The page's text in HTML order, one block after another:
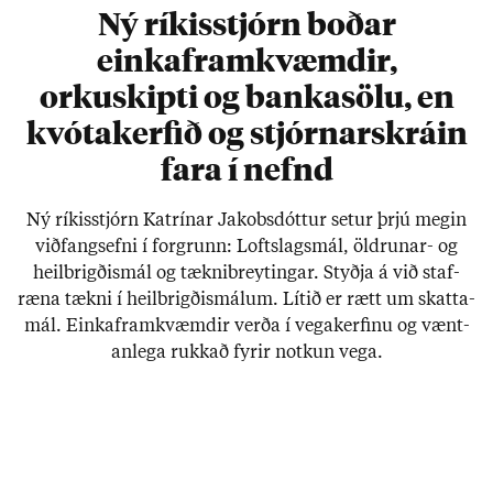
Ný ríkisstjórn boðar
einkaframkvæmdir,
orkuskipti og bankasölu, en
kvótakerfið og stjórnarskráin
fara í nefnd
Ný rík­is­stjórn Katrín­ar Jak­obs­dótt­ur set­ur þrjú meg­in
við­fangs­efni í for­grunn: Lofts­lags­mál, öldrun­ar- og
heil­brigð­is­mál og tækni­breyt­ing­ar. Styðja á við sta­f­
ræna tækni í heil­brigð­is­mál­um. Lít­ið er rætt um skatta­
mál. Einkafram­kvæmd­ir verða í vega­kerf­inu og vænt­
an­lega rukk­að fyr­ir notk­un vega.